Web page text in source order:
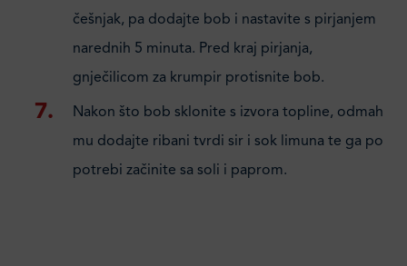
češnjak, pa dodajte bob i nastavite s pirjanjem
narednih 5 minuta. Pred kraj pirjanja,
gnječilicom za krumpir protisnite bob.
Nakon što bob sklonite s izvora topline, odmah
mu dodajte ribani tvrdi sir i sok limuna te ga po
potrebi začinite sa soli i paprom.